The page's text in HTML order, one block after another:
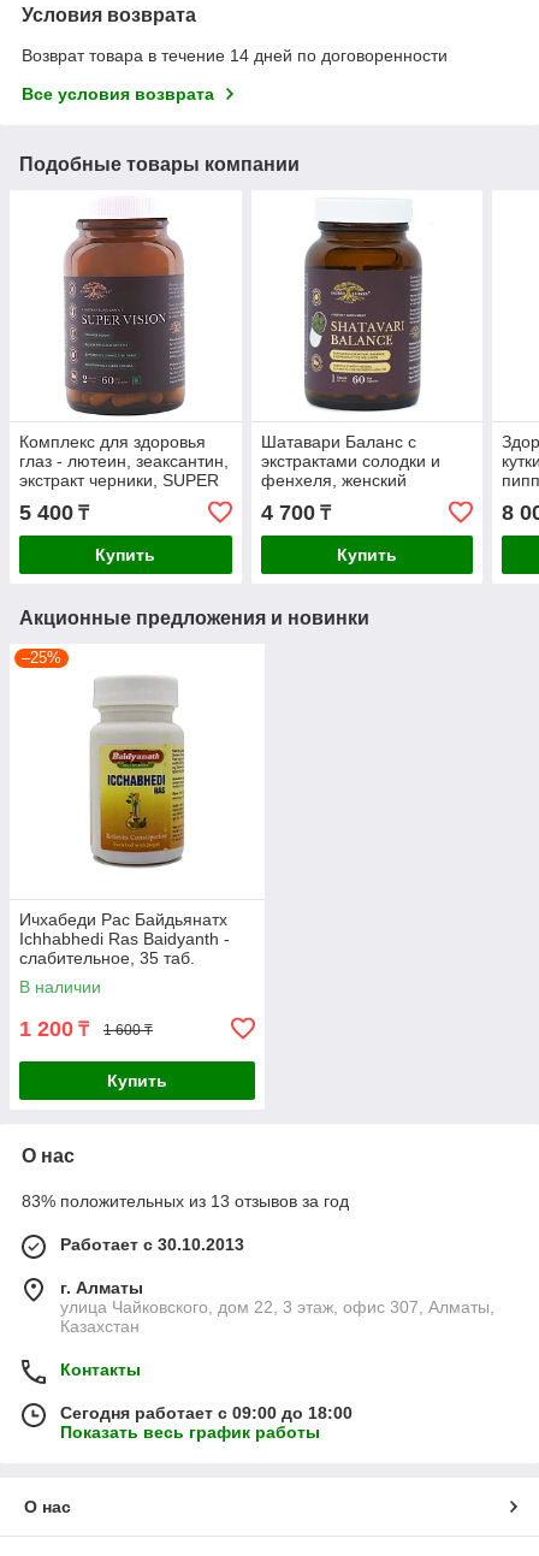
Условия возврата
Возврат товара в течение 14 дней по договоренности
Все условия возврата
Подобные товары компании
Комплекс для здоровья
глаз - лютеин, зеаксантин,
экстракт черники, SUPER
VISION, Sacred Leaves, 60
кап
5 400 ₸
Купить
Шатавари Баланс с
экстрактами солодки и
фенхеля, женский
гормональный баланс, 60
кап, Sacred Leaves
4 700₸
Купить
8
Акционные предложения и новинки
–25%
Ичхабеди Рас Байдьянатх
Ichhabhedi Ras Baidyanth -
слабительное, 35 таб.
В наличии
1 200 ₸ 1 600 ₸
Купить
О нас
83% положительных из 13 отзывов за год
Работает с 30.10.2013
г. Алматы
улица Чайковского, дом 22, 3 этаж, офис 307, Алматы,
Казахстан
Контакты
Сегодня работает с 09:00 до 18:00
Показать весь график работы
О нас